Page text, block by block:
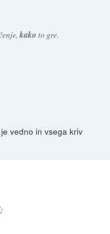
kako to gre.
vedno in vsega kriv
: